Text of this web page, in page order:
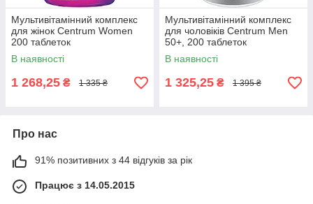
Мультивітамінний комплекс
для жінок Centrum Women
200 таблеток
В наявності
1 268,25 ₴ 1 335 ₴
Мультивітамінний комплекс
для чоловіків Centrum Men
50+, 200 таблеток
В наявності
1 325,25 ₴ 1 395 ₴
Про нас
91% позитивних з 44 відгуків за рік
Працює з 14.05.2015